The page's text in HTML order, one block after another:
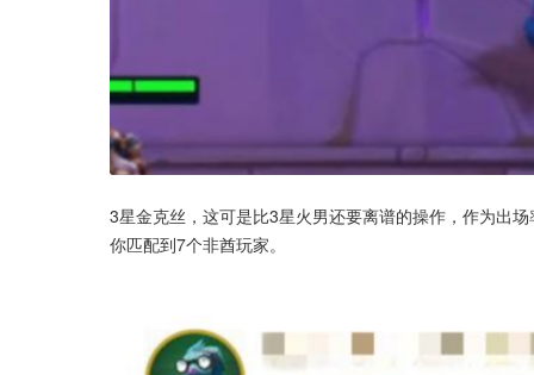
3星金克丝，这可是比3星火男还要离谱的操作，作为出
你匹配到7个非酋玩家。